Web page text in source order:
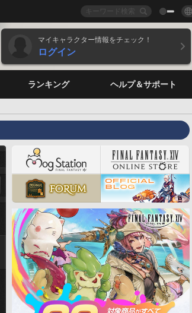
マイキャラクター情報をチェック！
ログイン
ランキング ヘルプ＆サポート